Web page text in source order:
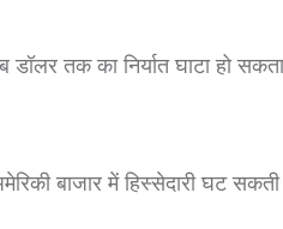
तक का निर्यात घाटा हो
बाजार में हिस्सेदारी घट सकती